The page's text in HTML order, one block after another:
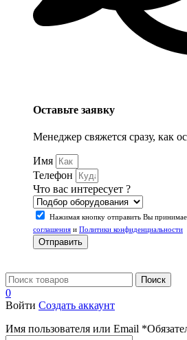
Оставьте заявку
Менеджер свяжется сразу, как
Имя
Телефон
Что вас интересует ?
Нажимая кнопку отправить Вы
соглашения и Политики конфиденциальности
Отправить
Поиск
0
Войти Создать аккаунт
Имя пользователя или Email *